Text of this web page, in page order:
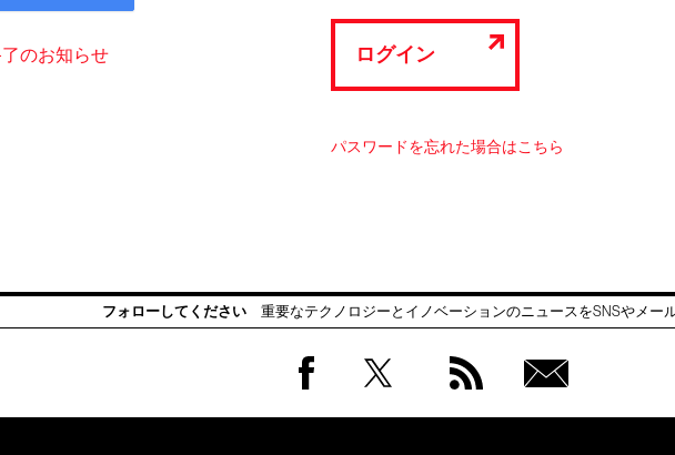
了のお知らせ ログイン
パスワードを忘れた場合はこちら
フォローしてください 重要なテクノロジーとイノベーションのニュースをSNSやメー
会員